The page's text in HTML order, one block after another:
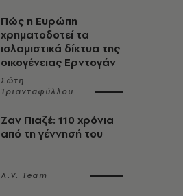
Πώς η Ευρώπη
χρηματοδοτεί τα
ισλαμιστικά δίκτυα της
οικογένειας Ερντογάν
Σώτη
Τριανταφύλλου
Ζαν Πιαζέ: 110 χρόνια
από τη γέννησή του
A.V. Team